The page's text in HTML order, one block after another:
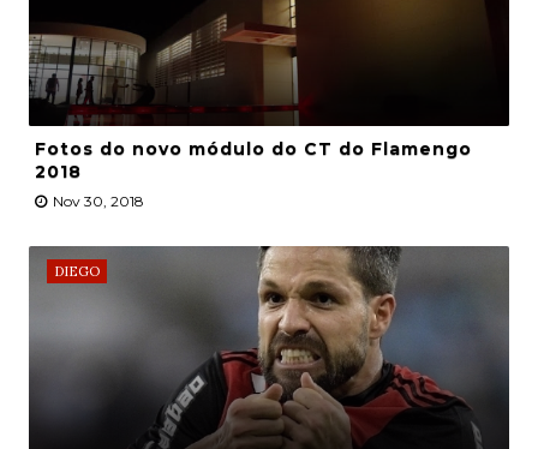
Fotos do novo módulo do CT do Flamengo
2018
Nov 30, 2018
DIEGO